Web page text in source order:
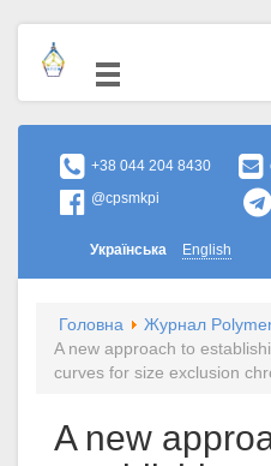
+38 044 204 8430
@cpsmkpi
Українська English
Головна Журнал
A new approach to
curves for size exclusion
A new